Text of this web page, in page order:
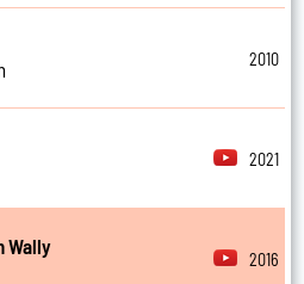
2010
2021
Wally
2016